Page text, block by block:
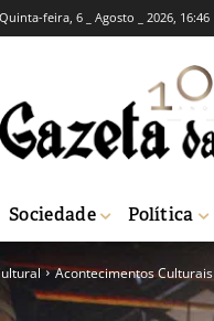
Quinta-feira, 6 _ Agosto _ 2026, 16:46
Sociedade Política
Acontecimentos Culturais